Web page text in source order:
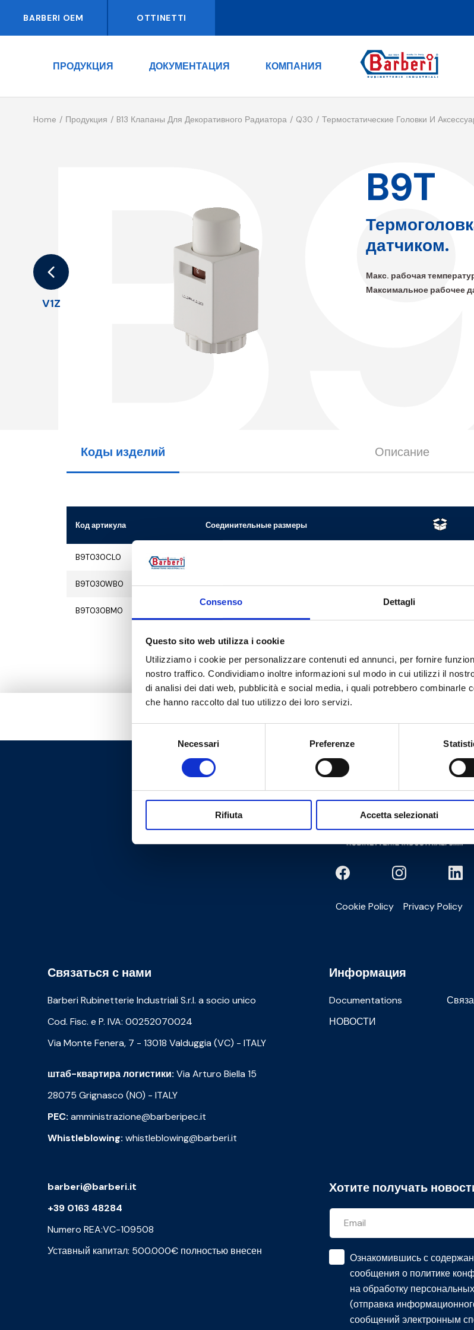
Consenso Dettagli
Questo sito web utilizza i cookie
Utilizziamo i cookie per personalizzare contenuti ed annunci, per fornire
nostro traffico. Condividiamo inoltre informazioni sul modo in cui utilizzi il
di analisi dei dati web, pubblicità e social media, i quali potrebbero combinarle
che hanno raccolto dal tuo utilizzo dei loro servizi.
Necessari Preferenze
Rifiuta Accetta selezionati
BARBERI OEM OTTINETTI
ПРОДУКЦИЯ ДОКУМЕНТАЦИЯ КОМПАНИЯ
Home Продукция B13 Клапаны Для Декоративного Радиатора Q30 Термостатические Головки И
V1Z
B9T
датчиком.
Макс. рабочая
Максимальное рабочее
Коды изделий Описание
Код артикула Соединительные размеры
B9T030CL0
B9T030WB0 M30x1,5 4
B9T030BM0
Cookie Policy Privacy Policy
Связаться с нами
Barberi Rubinetterie Industriali S.r.l. a socio unico
Cod. Fisc. e P. IVA: 00252070024
Via Monte Fenera, 7 - 13018 Valduggia (VC) - ITALY
штаб-квартира логистики: Via Arturo Biella 15
28075 Grignasco (NO) - ITALY
PEC: amministrazione@barberipec.it
Whistleblowing: whistleblowing@barberi.it
Информация
Documentations
НОВОСТИ
barberi@barberi.it
+39 0163 48284
Numero REA:VC-109508
Уставный капитал: 500.000€ полностью внесен
Хотите получать
Ознакомившись с
сообщения о политике
на обработку
(отправка
сообщений электронным